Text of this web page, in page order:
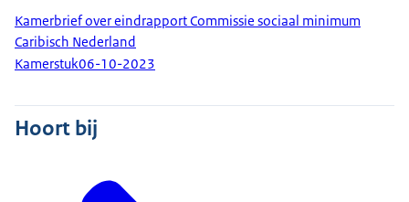
Kamerbrief over eindrapport Commissie sociaal minimum
Caribisch Nederland
Kamerstuk06-10-2023
Hoort bij